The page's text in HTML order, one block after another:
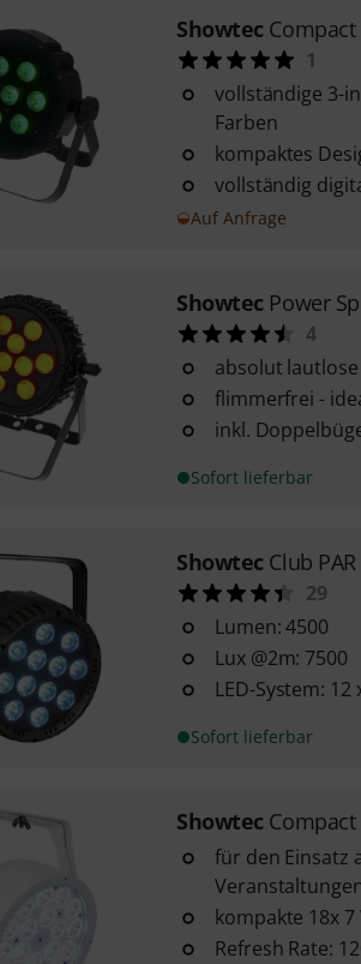
Showtec Compact
1
vollständige 3-
Farben
kompaktes
vollständig
Auf Anfrage
Showtec Power
4
absolut
flimmerfrei -
inkl.
Sofort lieferbar
Showtec Club
29
Lumen: 4500
Lux @2m: 7500
LED-System: 12
Sofort lieferbar
Showtec Compact
für den Einsatz
kompakte 18x 7
Refresh Rate: